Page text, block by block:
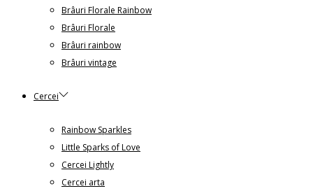
Brâuri Florale Rainbow
Brâuri Florale
Brâuri rainbow
Brâuri vintage
Cercei
Rainbow Sparkles
Little Sparks of Love
Cercei Lightly
Cercei arta